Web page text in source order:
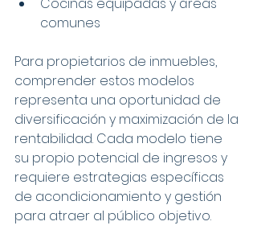
comunes
Para propietarios de inmuebles,
comprender estos modelos
representa una oportunidad de
diversificación y maximización de la
rentabilidad. Cada modelo tiene
su propio potencial de ingresos y
requiere estrategias específicas
de acondicionamiento y gestión
para atraer al público objetivo.